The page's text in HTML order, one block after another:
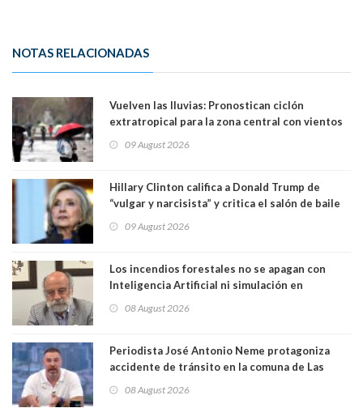
NOTAS RELACIONADAS
Vuelven las lluvias: Pronostican ciclón
extratropical para la zona central con vientos
09 August 2026
Hillary Clinton califica a Donald Trump de
“vulgar y narcisista” y critica el salón de baile
casa. Y la está destruyendo”
09 August 2026
Los incendios forestales no se apagan con
Inteligencia Artificial ni simulación en
Magister en Asentamientos Humanos PUC
08 August 2026
Periodista José Antonio Neme protagoniza
accidente de tránsito en la comuna de Las
08 August 2026